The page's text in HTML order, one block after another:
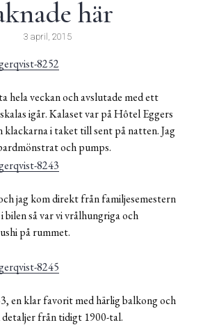
här
3 april, 2015
hela veckan och avslutade med ett
igår. Kalaset var på Hôtel Eggers
klackarna i taket till sent på natten. Jag
och pumps.
jag kom direkt från familjesemestern
bilen så var vi vrålhungriga och
på rummet.
en klar favorit med härlig balkong och
från tidigt 1900-tal.